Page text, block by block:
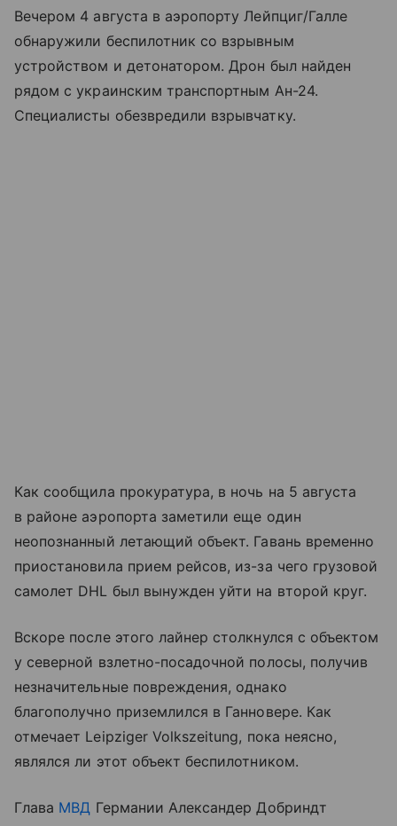
Вечером 4 августа в аэропорту Лейпциг/Галле
обнаружили беспилотник со взрывным
устройством и детонатором. Дрон был найден
рядом с украинским транспортным Ан-24.
Специалисты обезвредили взрывчатку.
Как сообщила прокуратура, в ночь на 5 августа
в районе аэропорта заметили еще один
неопознанный летающий объект. Гавань временно
приостановила прием рейсов, из-за чего грузовой
самолет DHL был вынужден уйти на второй круг.
Вскоре после этого лайнер столкнулся с объектом
у северной взлетно-посадочной полосы, получив
незначительные повреждения, однако
благополучно приземлился в Ганновере. Как
отмечает Leipziger Volkszeitung, пока неясно,
являлся ли этот объект беспилотником.
Глава МВД Германии Александер Добриндт